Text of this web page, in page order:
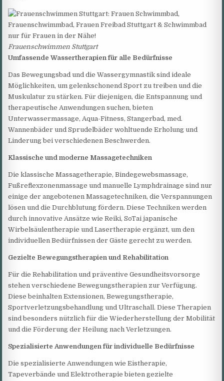
Frauenschwimmen Stuttgart
Umfassende Wassertherapien für alle Bedürfnisse
Das Bewegungsbad und die Wassergymnastik sind ideale
Möglichkeiten, um gelenkschonend Sport zu treiben und die
Muskulatur zu stärken. Für diejenigen, die Entspannung und
therapeutische Anwendungen suchen, bieten
Unterwassermassage, Aqua-Fitness, Stangerbad, med.
Wannenbäder und Sprudelbäder wohltuende Erholung und
Linderung bei verschiedenen Beschwerden.
Klassische und moderne Massagetechniken
Die klassische Massagetherapie, Bindegewebsmassage,
Fußreflexzonenmassage und manuelle Lymphdrainage sind nur
einige der angebotenen Massagetechniken, die Verspannungen
lösen und die Durchblutung fördern. Diese Techniken werden
durch innovative Ansätze wie Reiki, SoTai japanische
Wirbelsäulentherapie und Lasertherapie ergänzt, um den
individuellen Bedürfnissen der Gäste gerecht zu werden.
Gezielte Bewegungstherapien und Rehabilitation
Für die Rehabilitation und präventive Gesundheitsvorsorge
stehen verschiedene Bewegungstherapien zur Verfügung.
Diese beinhalten Extensionen, Bewegungstherapie,
Sportverletzungsbehandlung und Ultraschall. Diese Therapien
sind besonders nützlich für die Wiederherstellung der Mobilität
und die Förderung der Heilung nach Verletzungen.
Spezialisierte Anwendungen für individuelle Bedürfnisse
Die spezialisierte Anwendungen wie Eistherapie,
Tapeverbände und Elektrotherapie bieten gezielte